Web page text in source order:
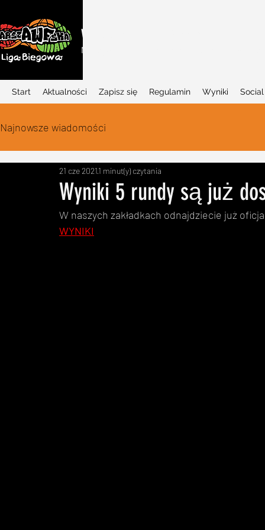
WARSZAWSKA LIGA BIEGOWA
Najlepszy w Polsce projekt biegowy dla
Start Aktualności Zapisz się Regulamin Wyniki
Najnowsze wiadomości
Wyniki 5 rundy są już
21 cze 20211 minut(y) czytania
W naszych zakładkach odnajdziecie już
WYNIKI